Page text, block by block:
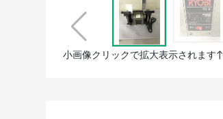
小画像クリックで拡大表示されます↑